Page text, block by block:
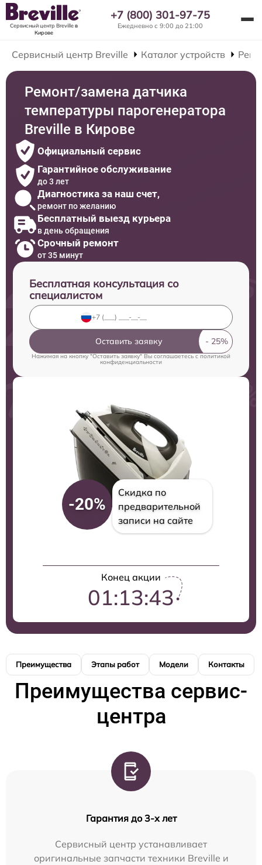
Сервисный центр Brevilleв
Кирове
+7 (800) 301-97-75
Ежедневно с 9:00 до 21:00
Сервисный центр Breville Каталог устройств
Ремонт/замена датчика
температуры парогенератора
Breville в Кирове
Официальный сервис
Гарантийное обслуживание
до 3 лет
Диагностика за наш счет,
ремонт по желанию
Бесплатный выезд курьера
в день обращения
Срочный ремонт
от 35 минут
Бесплатная консультация со
специалистом
Оставить заявку
Нажимая на кнопку "Оставить заявку" Вы соглашаетесь cполитикой
конфиденциальности
-20%
Скидка по
предварительной
записи на сайте
Конец акции
01:13:42
Преимущества Этапы работ Модели Контакты
Преимущества сервис-
центра
Гарантия до 3-х лет
Сервисный центр устанавливает
оригинальные запчасти техники Breville и